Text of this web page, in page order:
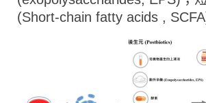
(Short-chain fatty acids ,